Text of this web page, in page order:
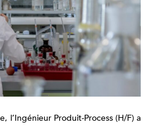
l’Ingénieur Produit-Process (H/F) a